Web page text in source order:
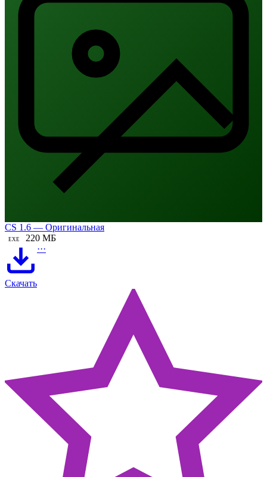
CS 1.6 — Оригинальная
EXE 220 МБ
Скачать
···